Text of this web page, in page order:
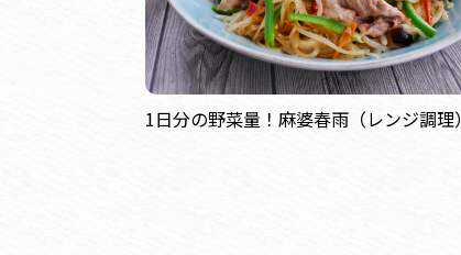
1日分の野菜量！麻婆春雨（レンジ調理）